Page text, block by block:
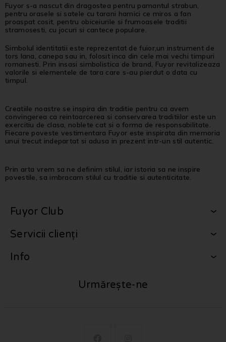
Fuyor s-a nascut din dragostea pentru pamantul strabun,
pentru orasele si satele cu tarani harnici ce miros a fan
proaspat cosit, pentru obiceiurile si frumoasele traditii
stramosesti, cu jocuri si cantece populare.
Simbolul identitatii este reprezentat de fuior,un instrument de
tors lana, canepa sau in, folosit inca din cele mai vechi timpuri
romanesti. Prin insasi simbolistica de brand, Fuyor revitalizeaza
valorile si elementele de tara care s-au pierdut o data cu
timpul.
Creatiile noastre se inspira din traditie pentru ca avem
convingerea ca reintoarcerea si conservarea traditiilor este un
exercitiu de clasa, noblete cat si o forma de responsabilitate.
Fiecare poveste vestimentara Fuyor este inspirata din memoria
unui trecut indepartat si adusa in prezent intr-un stil autentic.
Prin arta vrem sa ne definim stilul, iar istoria sa ne inspire
povestile, sa imbracam stilul cu traditie si autenticitate.
Fuyor Club
Servicii clienți
Info
Urmărește-ne